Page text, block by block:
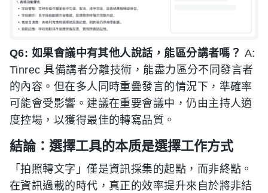
Q6: 如果會議中有其他人說話，能區分講者嗎？ A:
Tinrec 具備講者分離技術，能盡力區分不同發言者
的內容。但在多人同時重疊發言的情況下，準確率
可能會受影響。建議在重要會議中，仍由主持人適
度控場，以獲得最佳的轉寫品質。
結論：選擇工具的本质是選擇工作方式
「拍照轉文字」僅是資訊採集的起點，而非終點。
在資訊過載的時代，真正的效率提升來自於將非結